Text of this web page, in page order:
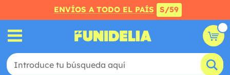
ENVÍOS A TODO EL PAÍS S/59